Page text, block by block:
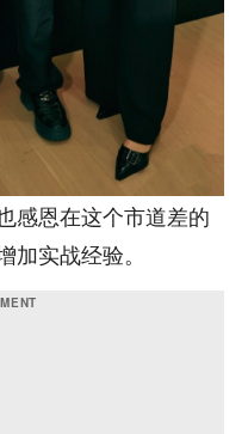
感恩在这个市道差的
实战经验。